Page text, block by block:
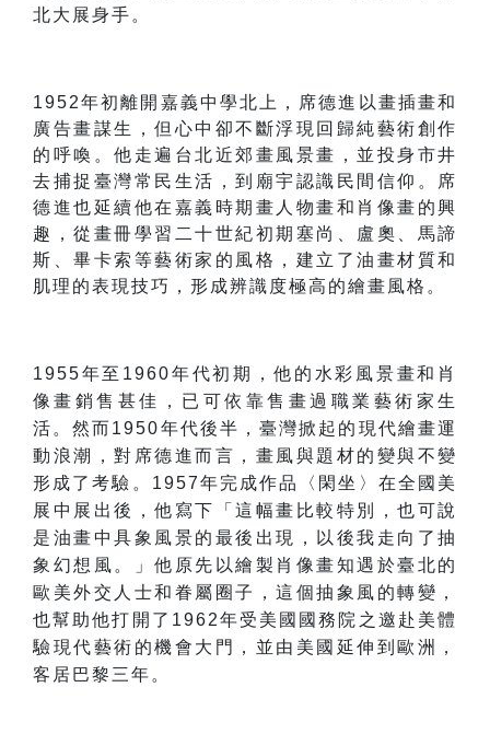
北大展身手。
1952年初離開嘉義中學北上，席德進以畫插畫和
廣告畫謀生，但心中卻不斷浮現回歸純藝術創作
的呼喚。他走遍台北近郊畫風景畫，並投身市井
去捕捉臺灣常民生活，到廟宇認識民間信仰。席
德進也延續他在嘉義時期畫人物畫和肖像畫的興
趣，從畫冊學習二十世紀初期塞尚、盧奧、馬諦
斯、畢卡索等藝術家的風格，建立了油畫材質和
肌理的表現技巧，形成辨識度極高的繪畫風格。
1955年至 1960年代初期，他的水彩風景畫和肖
像畫銷售甚佳，已可依靠售畫過職業藝術家生
活。然而1950年代後半，臺灣掀起的現代繪畫運
動浪潮，對席德進而言，畫風與題材的變與不變
形成了考驗。 1957年完成作品〈閑坐〉在全國美
展中展出後，他寫下
「 這幅畫比較特別，也可說
是油畫中具象風景的最後出現，以後我走向了抽
象幻想風。
」 他原先以繪製肖像畫知遇於臺北的
歐美外交人士和眷屬圈子，這個抽象風的轉變，
也幫助他打開了 1962年受美國國務院之邀赴美體
驗現代藝術的機會大門，並由美國延伸到歐洲，
客居巴黎三年。